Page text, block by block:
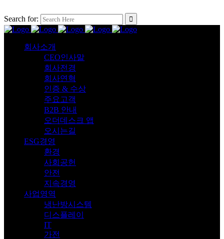
Search for:
회사소개
CEO인사말
회사전경
회사연혁
인증 & 수상
주요고객
B2B 안내
오더데스크 앱
오시는길
ESG경영
환경
사회공헌
안전
지속경영
사업영역
냉난방시스템
디스플레이
IT
가전